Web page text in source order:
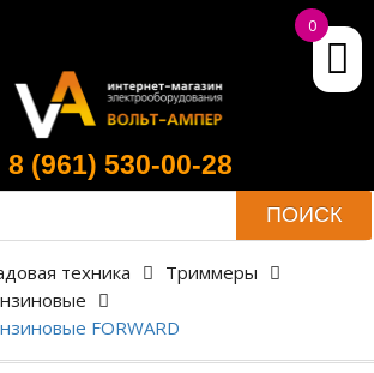
8 (961) 530-00-28
ПОИСК
техника
Триммеры
FORWARD
0